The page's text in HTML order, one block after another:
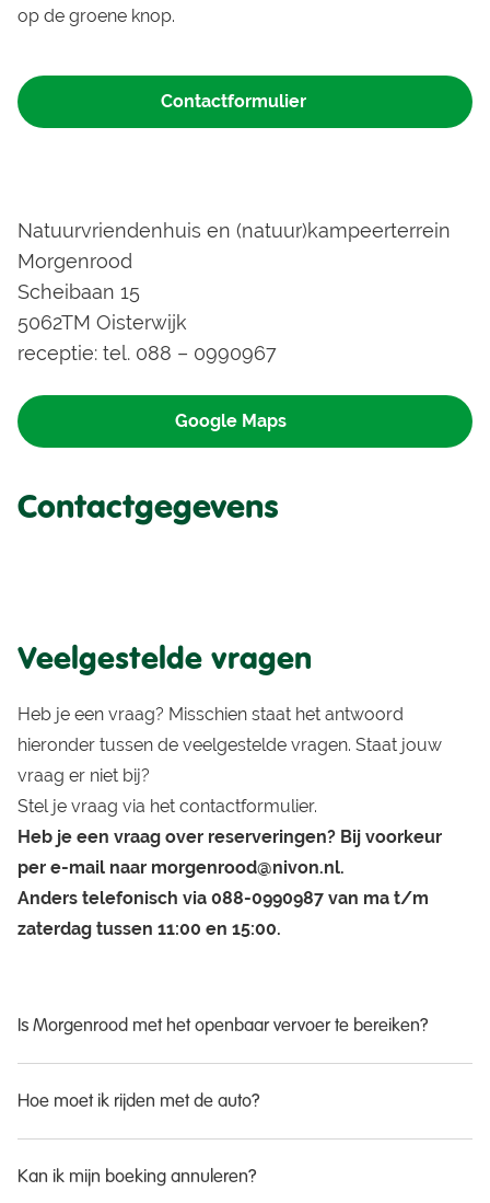
op de groene knop.
Contactformulier
Contactgegevens
Natuurvriendenhuis en (natuur)kampeerterrein
Morgenrood
Scheibaan 15
5062TM Oisterwijk
receptie: tel. 088 – 0990967
Google Maps
Veelgestelde vragen
Heb je een vraag? Misschien staat het antwoord
hieronder tussen de veelgestelde vragen. Staat jouw
vraag er niet bij?
Stel je vraag via het contactformulier.
Heb je een vraag over reserveringen? Bij voorkeur
per e-mail naar morgenrood@nivon.nl.
Anders telefonisch via 088-0990987 van ma t/m
zaterdag tussen 11:00 en 15:00.
Is Morgenrood met het openbaar vervoer te bereiken?
Hoe moet ik rijden met de auto?
Kan ik mijn boeking annuleren?